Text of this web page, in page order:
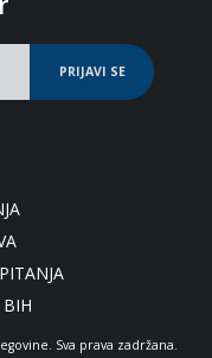
PRIJAVI SE
BIH
Sva prava zadržana.